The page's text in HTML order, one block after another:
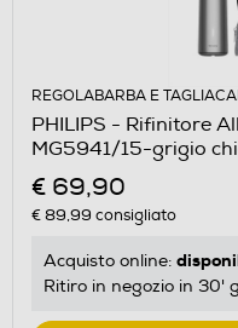
REGOLABARBA E
PHILIPS - Rifinitore
MG5941/15-grigio
€ 69,90
€ 89,99 consigliato
Acquisto online:
Ritiro in negozio in 30'